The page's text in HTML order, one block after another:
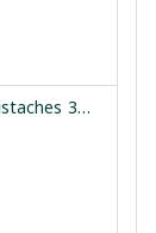
Mell's Chocolade met Pistaches 300g